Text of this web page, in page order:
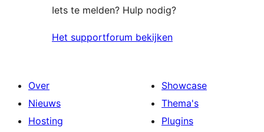
Iets te melden? Hulp nodig?
Het supportforum bekijken
Over
Nieuws
Hosting
Showcase
Thema's
Plugins